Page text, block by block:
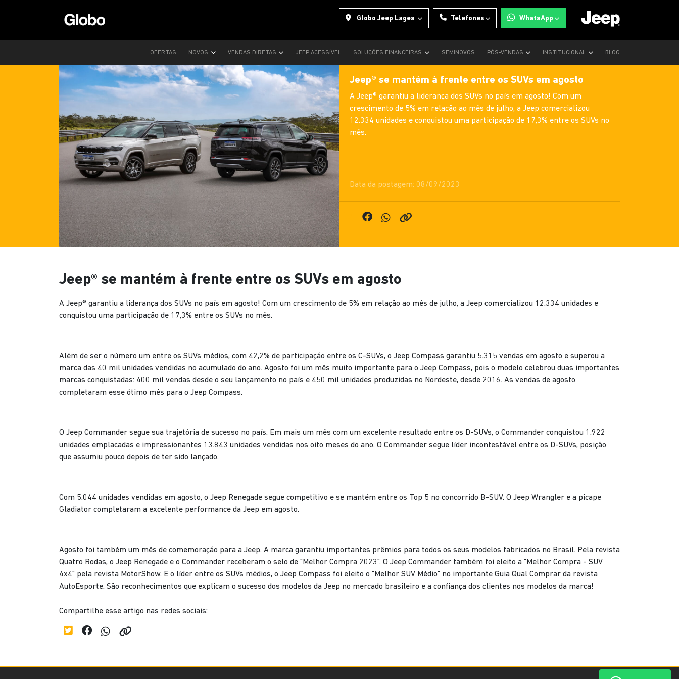
Globo Jeep Lages Telefones WhatsApp
OFERTAS NOVOS VENDAS DIRETAS JEEP ACESSÍVEL SOLUÇÕES FINANCEIRAS SEMINOVOS PÓS-VENDAS INSTITUCIONAL BLOG
Jeep® se mantém à frente entre os SUVs em agosto
A Jeep® garantiu a liderança dos SUVs no país em agosto! Com um
crescimento de 5% em relação ao mês de julho, a Jeep comercializou
12.334 unidades e conquistou uma participação de 17,3% entre os SUVs no
mês.
Data da postagem: 08/09/2023
Jeep® se mantém à frente entre os SUVs em agosto
A Jeep® garantiu a liderança dos SUVs no país em agosto! Com um crescimento de 5% em relação ao mês de julho, a Jeep comercializou 12.334 unidades e
conquistou uma participação de 17,3% entre os SUVs no mês.
Além de ser o número um entre os SUVs médios, com 42,2% de participação entre os C-SUVs, o Jeep Compass garantiu 5.315 vendas em agosto e superou a
marca das 40 mil unidades vendidas no acumulado do ano. Agosto foi um mês muito importante para o Jeep Compass, pois o modelo celebrou duas importantes
marcas conquistadas: 400 mil vendas desde o seu lançamento no país e 450 mil unidades produzidas no Nordeste, desde 2016. As vendas de agosto
completaram esse ótimo mês para o Jeep Compass.
O Jeep Commander segue sua trajetória de sucesso no país. Em mais um mês com um excelente resultado entre os D-SUVs, o Commander conquistou 1.922
unidades emplacadas e impressionantes 13.843 unidades vendidas nos oito meses do ano. O Commander segue líder incontestável entre os D-SUVs, posição
que assumiu pouco depois de ter sido lançado.
Com 5.044 unidades vendidas em agosto, o Jeep Renegade segue competitivo e se mantém entre os Top 5 no concorrido B-SUV. O Jeep Wrangler e a picape
Gladiator completaram a excelente performance da Jeep em agosto.
Agosto foi também um mês de comemoração para a Jeep. A marca garantiu importantes prêmios para todos os seus modelos fabricados no Brasil. Pela revista
Quatro Rodas, o Jeep Renegade e o Commander receberam o selo de “Melhor Compra 2023”. O Jeep Commander também foi eleito a “Melhor Compra - SUV
4x4” pela revista MotorShow. E o líder entre os SUVs médios, o Jeep Compass foi eleito o “Melhor SUV Médio” no importante Guia Qual Comprar da revista
AutoEsporte. São reconhecimentos que explicam o sucesso dos modelos da Jeep no mercado brasileiro e a confiança dos clientes nos modelos da marca!
Compartilhe esse artigo nas redes sociais: